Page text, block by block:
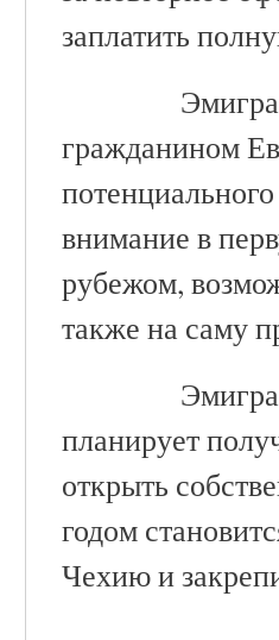
заплатить
гражданином
внимание в
рубежом,
также на саму
планирует
открыть
годом
Чехию и